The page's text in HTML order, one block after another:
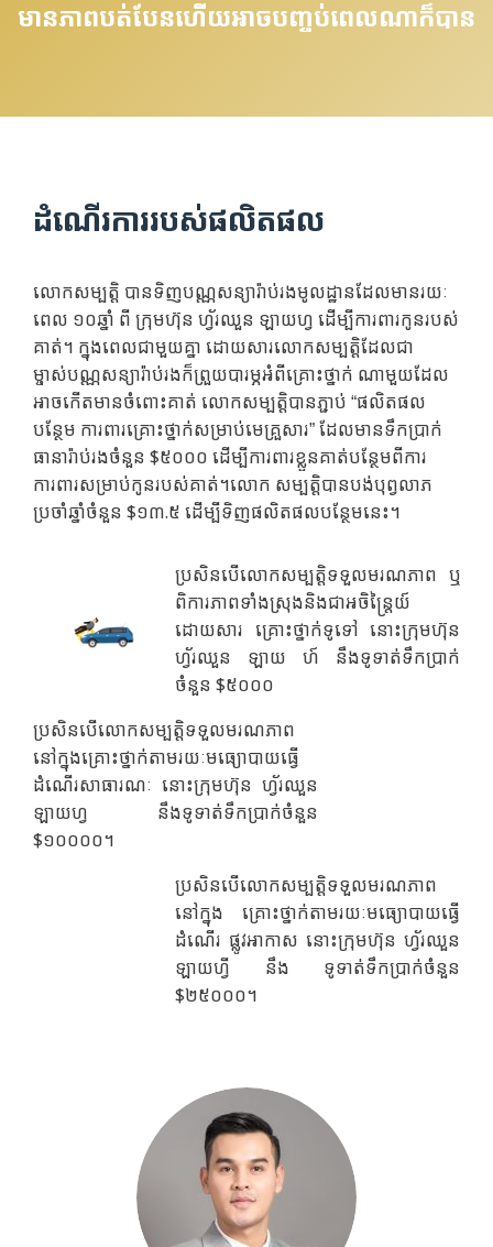
មានភាពបត់បែនហើយអាចបញ្ចប់ពេលណាក៏បាន
ដំណើរការរបស់ផលិតផល
លោកសម្បត្តិ បានទិញបណ្ណសន្យារ៉ាប់រងមូលដ្ឋានដែលមានរយៈ
ពេល ១០ឆ្នាំ ពី ក្រុមហ៊ុន ហ្វ័រឈួន ឡាយហ្វ ដើម្បីការពារកូនរបស់
គាត់។ ក្នុងពេលជាមួយគ្នា ដោយសារលោកសម្បត្តិដែលជា
ម្ចាស់បណ្ណសន្យារ៉ាប់រងក៏ព្រួយបារម្ភអំពីគ្រោះថ្នាក់ ណាមួយដែល
អាចកើតមានចំពោះគាត់ លោកសម្បត្តិបានភ្ជាប់ “ផលិតផល
បន្ថែម ការពារគ្រោះថ្នាក់សម្រាប់មេគ្រួសារ” ដែលមានទឹកប្រាក់
ធានារ៉ាប់រងចំនួន $៥០០០ ដើម្បីការពារខ្លួនគាត់បន្ថែមពីការ
ការពារសម្រាប់កូនរបស់គាត់។លោក សម្បត្តិបានបង់បុព្វលាភ
ប្រចាំឆ្នាំចំនួន $១៣.៥ ដើម្បីទិញផលិតផលបន្ថែមនេះ។
ប្រសិនបើលោកសម្បត្តិទទួលមរណភាព ឬ
ពិការភាពទាំងស្រុងនិងជាអចិន្ត្រៃយ៍
ដោយសារ គ្រោះថ្នាក់ទូទៅ នោះក្រុមហ៊ុន
ហ្វ័រឈួន ឡាយ ហ៍ នឹងទូទាត់ទឹកប្រាក់
ចំនួន $៥០០០
ប្រសិនបើលោកសម្បត្តិទទួលមរណភាព
នៅក្នុងគ្រោះថ្នាក់តាមរយៈមធ្យោបាយធ្វើ
ដំណើរសាធារណៈ នោះក្រុមហ៊ុន ហ្វ័រឈួន
ឡាយហ្វ នឹងទូទាត់ទឹកប្រាក់ចំនួន
$១០០០០។
ប្រសិនបើលោកសម្បត្តិទទួលមរណភាព
នៅក្នុង គ្រោះថ្នាក់តាមរយៈមធ្យោបាយធ្វើ
ដំណើរ ផ្លូវអាកាស នោះក្រុមហ៊ុន ហ្វ័រឈួន
ឡាយហ្វី នឹង ទូទាត់ទឹកប្រាក់ចំនួន
$២៥០០០។